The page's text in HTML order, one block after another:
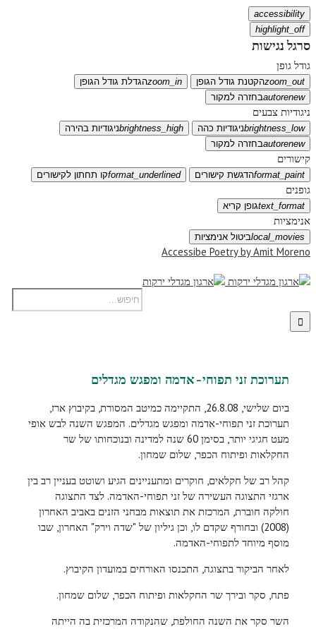
accessibility
highlight_off
סרגל נגישות
גודל גופן
zoom_outהקטנת גודל הגופן zoom_inהגדלת גודל הגופן
autorenewבחזרה למקור
ניגודיות צבעים
brightness_lowניגודיות כהה brightness_highניגודיות בהירה
autorenewבחזרה למקור
קישורים
format_paintהדגשת קישורים format_underlinedקו תחתון לקישורים
גופנים
text_formatגופן קריא
אנימציות
local_moviesביטול אנימציות
Accessibe Poetry by Amit Moreno
תערוכת זני תפוחי-אדמה ומפגש מגדלים
ביום שלישי, 26.8.08, התקיימה כמיטב המסורת, בקיבוץ ארז,
תערוכת זני תפוחי-אדמה ומפגש מגדלים. המפגש השנה לבש אופי
מעט חגיגי יותר, בסימן 60 שנה למדינה ובנוכחותו של שר
החקלאות ופיתוח הכפר, שלום שמחון.
קהל רב של חקלאים, חוקרים ומתעניינים הגיע ושוטט בעניין רב בין
ארגזי התצוגה העשירה של זני תפוחי-האדמה. לצד התצוגה
חולקה חוברת, המרכזת את תוצאות מבחני הזנים באביב האחרון
(2008) ובחורף שקדם לו, וכן גיליון של "שדה וירק" האחרון, שבו
מוסף מיוחד לתפוחי-האדמה.
לאחר הביקור בתצוגה, התכנסו האורחים במועדון הקיבוץ.
פתח, סקר ובירך שר החקלאות ופיתוח הכפר, שלום שמחון.
השר סקר את השנה החולפת, שהנקודה המרכזית בה הייתה